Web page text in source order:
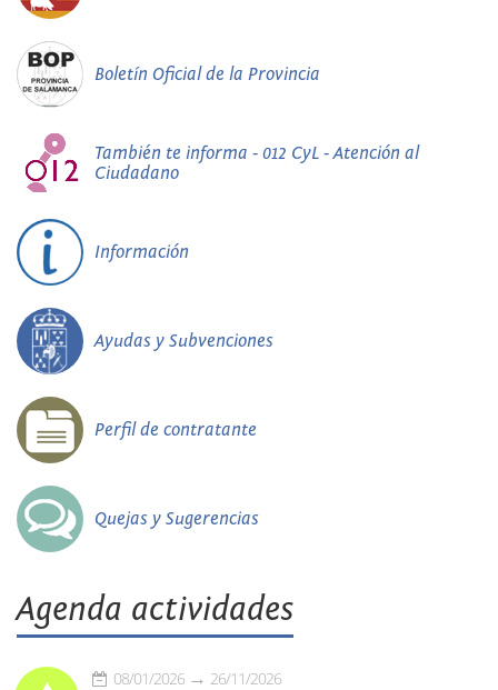
Boletín Oficial de la Provincia
También te informa - 012 CyL - Atención al
Ciudadano
Información
Ayudas y Subvenciones
Perfil de contratante
Quejas y Sugerencias
Agenda actividades
08/01/2026 26/11/2026